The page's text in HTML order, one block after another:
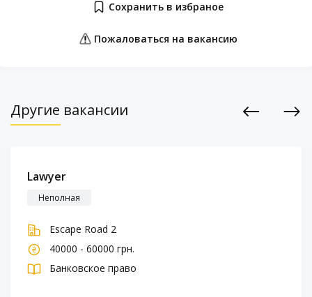
Сохранить в избраное
Пожаловаться на вакансию
Другие вакансии
Lawyer
Неполная
Escape Road 2
40000 - 60000 грн.
Банковское право